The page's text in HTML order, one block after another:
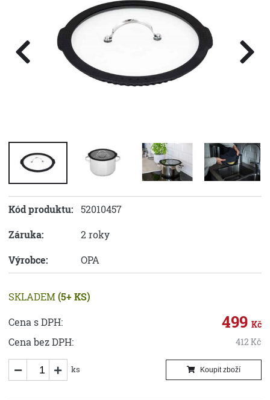
Kód produktu: 52010457
Záruka:
2 roky
Výrobce:
OPA
SKLADEM(5+ KS)
Cena s DPH:
499 Kč
Cena bez DPH: 412 Kč
ks Koupit zboží